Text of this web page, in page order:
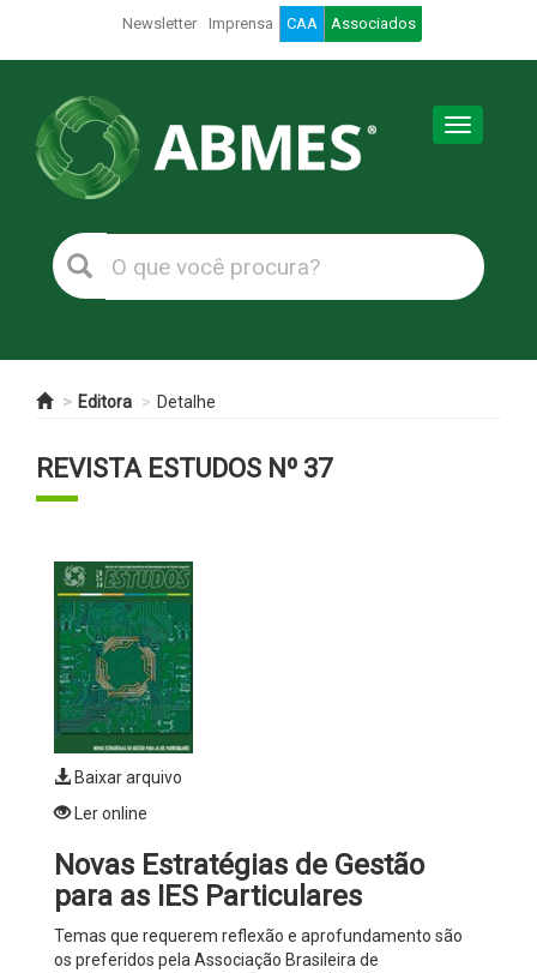
Newsletter Imprensa CAA Associados
Toggle
Editora Detalhe
REVISTA ESTUDOS Nº 37
Baixar arquivo
Ler online
Novas Estratégias de Gestão
para as IES Particulares
Temas que requerem reflexão e aprofundamento são
os preferidos pela Associação Brasileira de